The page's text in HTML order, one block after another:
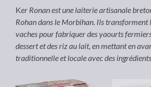
Ker Ronan est une laiterie artisanale
Rohan dans le Morbihan. Ils transforment
vaches pour fabriquer des yaourts
dessert et des riz au lait, en mettant en
traditionnelle et locale avec des